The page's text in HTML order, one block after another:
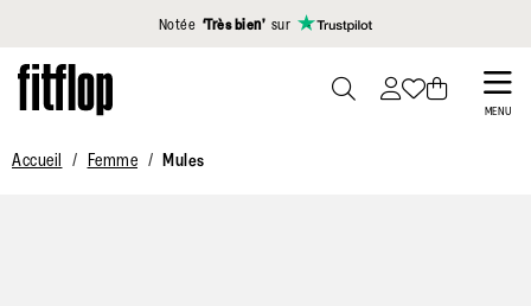
Cliquez pour consulter notre déclaration d'accessibilité
Notée ‘Très bien’ sur
Skip
to
content
MENU
Accueil Femme Mules